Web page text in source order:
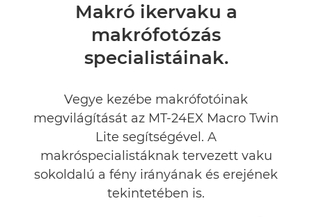
Makró ikervaku a
makrófotózás
specialistáinak.
Vegye kezébe makrófotóinak
megvilágítását az MT-24EX Macro Twin
Lite segítségével. A
makróspecialistáknak tervezett vaku
sokoldalú a fény irányának és erejének
tekintetében is.